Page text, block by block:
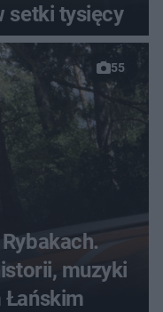
setki tysięcy
55
muzyki
Łańskim